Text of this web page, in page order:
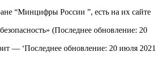
“Минцифры России ”, есть на их сайте
(Последнее обновление: 20
— ‘Последнее обновление: 20 июля 2021